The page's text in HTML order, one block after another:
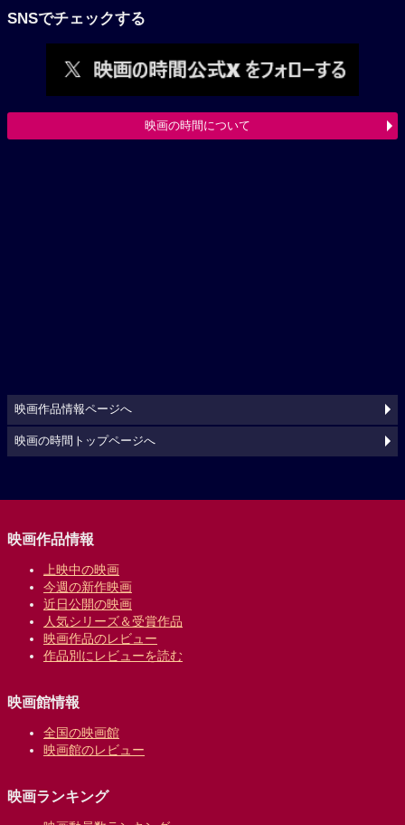
SNSでチェックする
映画の時間について
映画作品情報ページへ
映画の時間トップページへ
映画作品情報
上映中の映画
今週の新作映画
近日公開の映画
人気シリーズ＆受賞作品
映画作品のレビュー
作品別にレビューを読む
映画館情報
全国の映画館
映画館のレビュー
映画ランキング